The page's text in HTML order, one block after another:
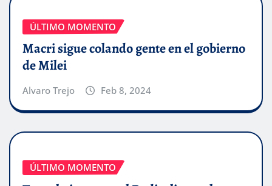
ÚLTIMO MOMENTO
Macri sigue colando gente en el gobierno
de Milei
Alvaro Trejo Feb 8, 2024
ÚLTIMO MOMENTO